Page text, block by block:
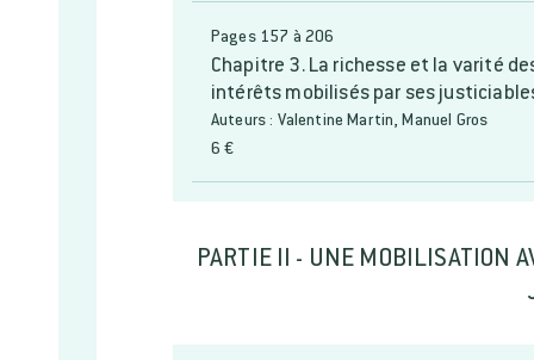
Pages 157 à 206
Chapitre 3. La richesse et la varité
intérêts mobilisés par ses
Auteurs : Valentine Martin, Manuel Gros
6 €
PARTIE II - UNE MOBILISATION